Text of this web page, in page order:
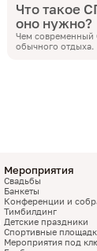
Что такое
оно нужно?
Чем современный
обычного отдыха.
Мероприятия
Свадьбы
Банкеты
Конференции и
Тимбилдинг
Детские праздники
Спортивные
Мероприятия под